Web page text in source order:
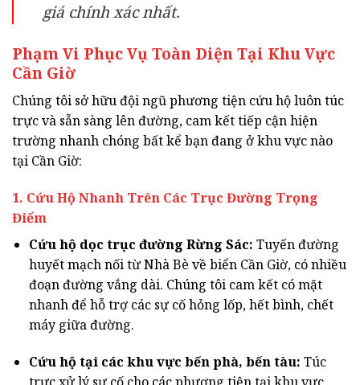
giá chính xác nhất.
Phạm Vi Phục Vụ Toàn Diện Tại Khu Vực
Cần Giờ
Chúng tôi sở hữu đội ngũ phương tiện cứu hộ luôn túc
trực và sẵn sàng lên đường, cam kết tiếp cận hiện
trường nhanh chóng bất kể bạn đang ở khu vực nào
tại Cần Giờ:
1. Cứu Hộ Nhanh Trên Các Trục Đường Trọng
Điểm
Cứu hộ dọc trục đường Rừng Sác: Tuyến đường
huyết mạch nối từ Nhà Bè về biển Cần Giờ, có nhiều
đoạn đường vắng dài. Chúng tôi cam kết có mặt
nhanh để hỗ trợ các sự cố hỏng lốp, hết bình, chết
máy giữa đường.
Cứu hộ tại các khu vực bến phà, bến tàu: Túc
trực xử lý sự cố cho các phương tiện tại khu vực